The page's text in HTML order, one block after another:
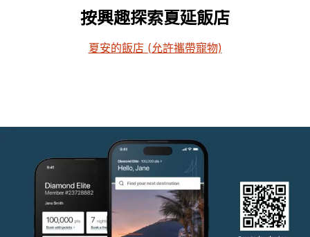
按興趣探索夏延飯店
夏安的飯店 (允許攜帶寵物)